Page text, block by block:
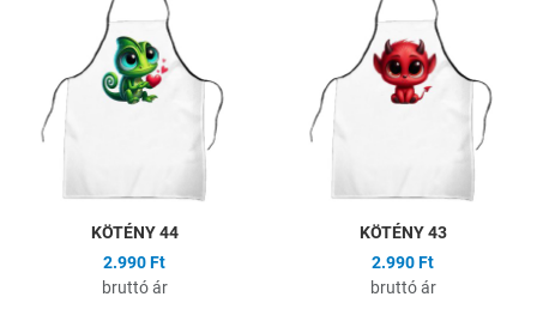
Összehasonlítás
Gyors nézet
KÖTÉNY 44
2.990 Ft
bruttó ár
KÖTÉNY 43
2.990 Ft
bruttó ár